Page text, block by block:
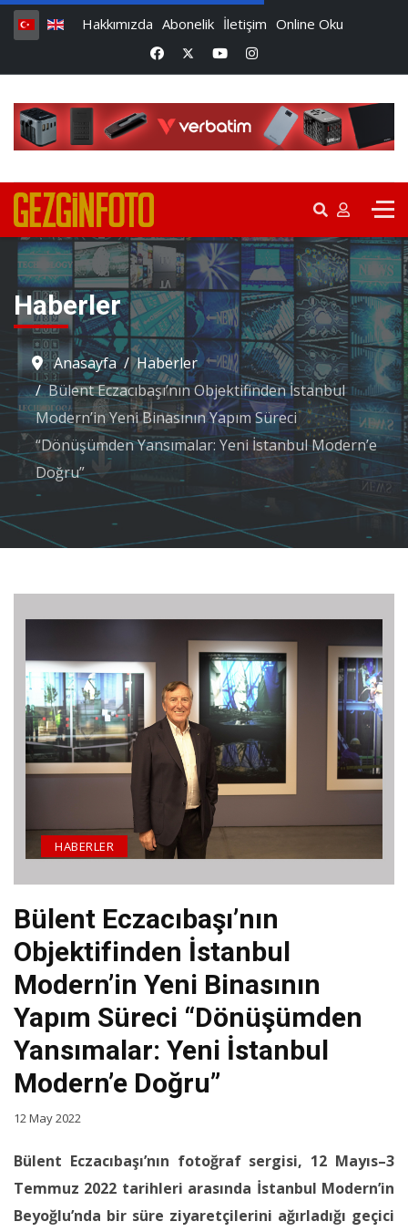
Hakkımızda Abonelik İletişim Online Oku
Haberler
Anasayfa
Haberler
Bülent Eczacıbaşı’nın Objektifinden İstanbul
Modern’in Yeni Binasının Yapım Süreci
“Dönüşümden Yansımalar: Yeni İstanbul Modern’e
Doğru”
Bülent Eczacıbaşı’nın
Objektifinden İstanbul
Modern’in Yeni Binasının
Yapım Süreci “Dönüşümden
Yansımalar: Yeni İstanbul
Modern’e Doğru”
HABERLER
12 May 2022
Bülent Eczacıbaşı’nın fotoğraf sergisi, 12 Mayıs–3
Temmuz 2022 tarihleri arasında İstanbul Modern’in
Beyoğlu’nda bir süre ziyaretçilerini ağırladığı geçici